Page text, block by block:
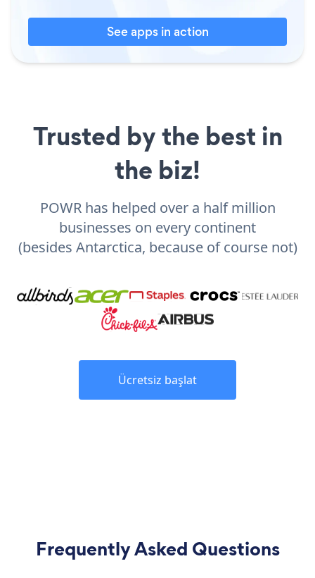
See apps in action
Trusted by the best in
the biz!
POWR has helped over a half million
businesses on every continent
(besides Antarctica, because of course not)
Ücretsiz başlat
Frequently Asked Questions